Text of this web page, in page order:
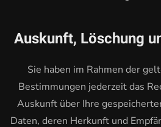
Auskunft, Löschung
Sie haben im Rahmen der
Bestimmungen jederzeit das
Auskunft über Ihre
Daten, deren Herkunft und